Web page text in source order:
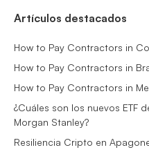
Artículos destacados
How to Pay Contractors in
How to Pay Contractors in
How to Pay Contractors in
¿Cuáles son los nuevos ETF
Morgan Stanley?
Resiliencia Cripto en